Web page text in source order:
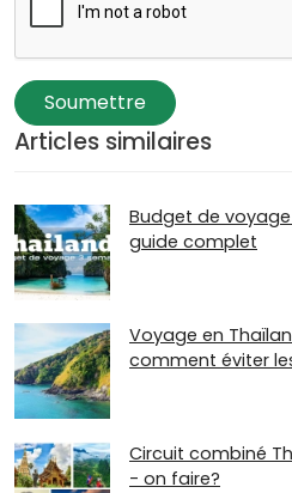
Soumettre
Articles similaires
Budget de
guide complet
Voyage en
comment éviter
Circuit combiné
- on faire?